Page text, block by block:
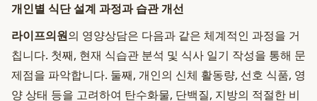
개인별 식단 설계 과정과 습관 개선
라이프의원의 영양상담은 다음과 같은 체계적인 과정을 거
칩니다. 첫째, 현재 식습관 분석 및 식사 일기 작성을 통해 문
제점을 파악합니다. 둘째, 개인의 신체 활동량, 선호 식품, 영
양 상태 등을 고려하여 탄수화물, 단백질, 지방의 적절한 비